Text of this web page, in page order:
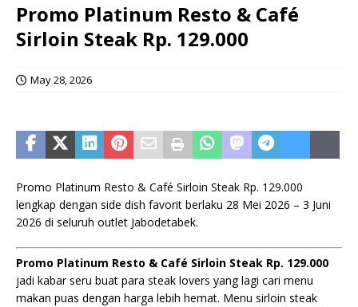
Promo Platinum Resto & Café
Sirloin Steak Rp. 129.000
May 28, 2026
Promo Platinum Resto & Café Sirloin Steak Rp. 129.000
lengkap dengan side dish favorit berlaku 28 Mei 2026 – 3 Juni
2026 di seluruh outlet Jabodetabek.
Promo Platinum Resto & Café Sirloin Steak Rp. 129.000
jadi kabar seru buat para steak lovers yang lagi cari menu
makan puas dengan harga lebih hemat. Menu sirloin steak